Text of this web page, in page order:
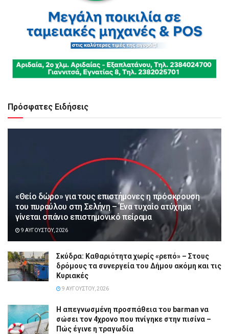
Πρόσφατες Ειδήσεις
«Θείο δώρο» για τους επιστήμονες η πρόσκρουση
του πυραύλου στη Σελήνη – Ένα τυχαίο ατύχημα
γίνεται σπάνιο επιστημονικό πείραμα
9 ΑΥΓΟΎΣΤΟΥ, 2026
Σκύδρα: Καθαριότητα χωρίς «ρεπό» – Στους
δρόμους τα συνεργεία του Δήμου ακόμη και τις
Κυριακές
9 ΑΥΓΟΎΣΤΟΥ, 2026
Η απεγνωσμένη προσπάθεια του barman να
σώσει τον 4χρονο που πνίγηκε στην πισίνα –
Πώς έγινε η τραγωδία